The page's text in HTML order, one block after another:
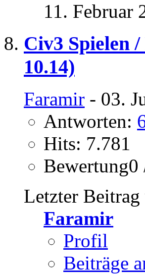
11. Februar
Civ3 Spielen
10.14)
Faramir - 03.
Antworten:
Hits: 7.781
Bewertung0
Letzter Beitrag
Faramir
Profil
Beiträge